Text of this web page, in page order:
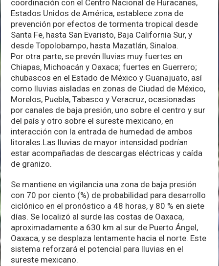
coordinación con el Centro Nacional de Huracanes,
Estados Unidos de América, establece zona de
prevención por efectos de tormenta tropical desde
Santa Fe, hasta San Evaristo, Baja California Sur, y
desde Topolobampo, hasta Mazatlán, Sinaloa.
Por otra parte, se prevén lluvias muy fuertes en
Chiapas, Michoacán y Oaxaca; fuertes en Guerrero;
chubascos en el Estado de México y Guanajuato, así
como lluvias aisladas en zonas de Ciudad de México,
Morelos, Puebla, Tabasco y Veracruz, ocasionadas
por canales de baja presión, uno sobre el centro y sur
del país y otro sobre el sureste mexicano, en
interacción con la entrada de humedad de ambos
litorales.Las lluvias de mayor intensidad podrían
estar acompañadas de descargas eléctricas y caída
de granizo.
Se mantiene en vigilancia una zona de baja presión
con 70 por ciento (%) de probabilidad para desarrollo
ciclónico en el pronóstico a 48 horas, y 80 % en siete
días. Se localizó al surde las costas de Oaxaca,
aproximadamente a 630 km al sur de Puerto Ángel,
Oaxaca, y se desplaza lentamente hacia el norte. Este
sistema reforzará el potencial para lluvias en el
sureste mexicano.